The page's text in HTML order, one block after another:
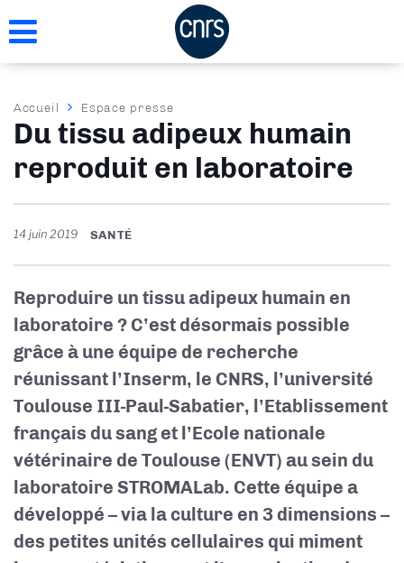
au
Fil
d'Ariane
Accueil Espace presse
Du tissu adipeux humain
reproduit en laboratoire
14 juin 2019 SANTÉ
Reproduire un tissu adipeux humain en
laboratoire ? C’est désormais possible
grâce à une équipe de recherche
réunissant l’Inserm, le CNRS, l’université
Toulouse III-Paul-Sabatier, l’Etablissement
français du sang et l’Ecole nationale
vétérinaire de Toulouse (ENVT) au sein du
laboratoire STROMALab. Cette équipe a
développé – via la culture en 3 dimensions –
des petites unités cellulaires qui miment